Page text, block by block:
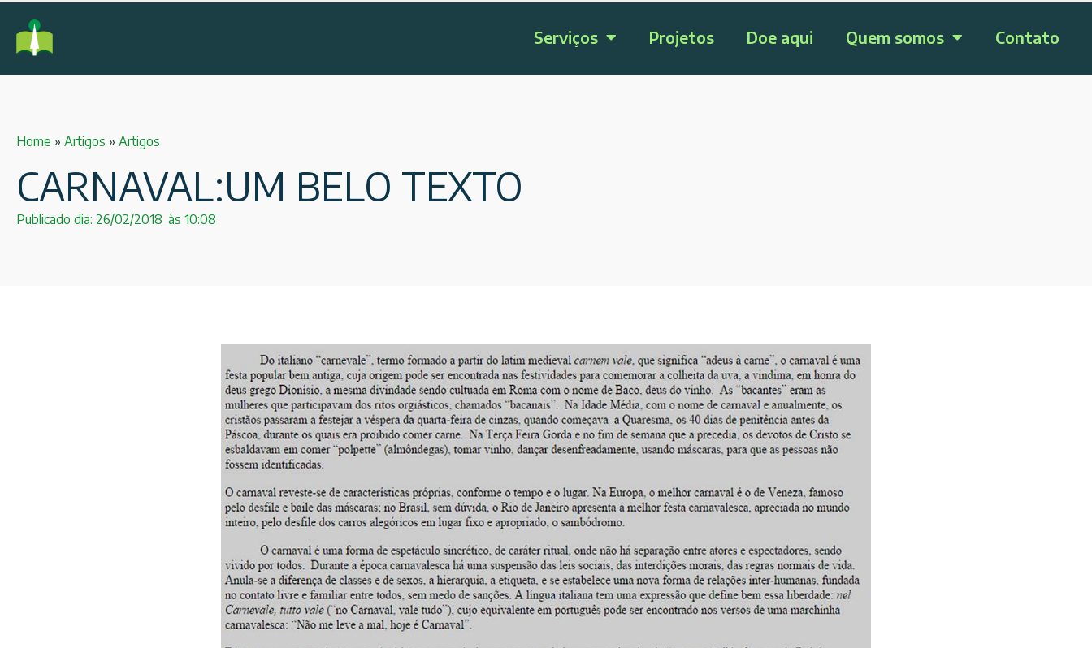
Serviços Projetos Doe aqui Quem somos Contato
Home » Artigos » Artigos
CARNAVAL:UM BELO TEXTO
Publicado dia: 26/02/2018 às 10:08